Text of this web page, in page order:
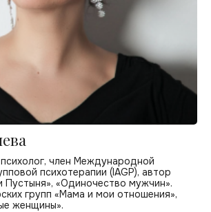
член Международной
психотерапии (IAGP), автор
Пустыня», «Одиночество мужчин».
групп «Мама и мои отношения»,
женщины».